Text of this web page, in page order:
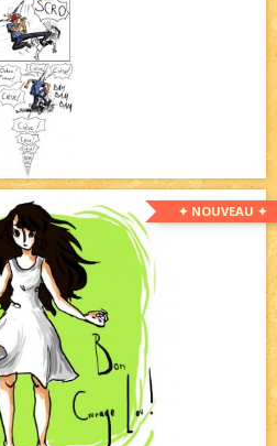
✦ NOUVEAU ✦